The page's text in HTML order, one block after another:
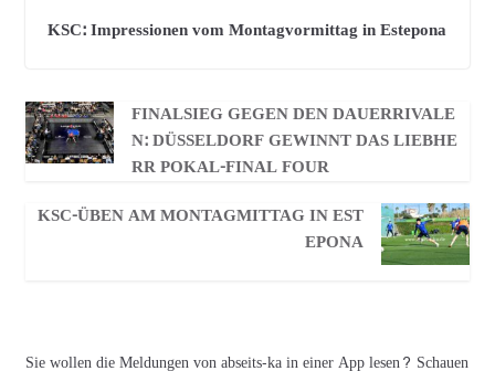
KSC: Impressionen vom Montagvormittag in Estepona
FINALSIEG GEGEN DEN DAUERRIVALE
N: DÜSSELDORF GEWINNT DAS LIEBHE
RR POKAL-FINAL FOUR
KSC-ÜBEN AM MONTAGMITTAG IN EST
EPONA
Sie wollen die Meldungen von abseits-ka in einer App lesen? Schauen